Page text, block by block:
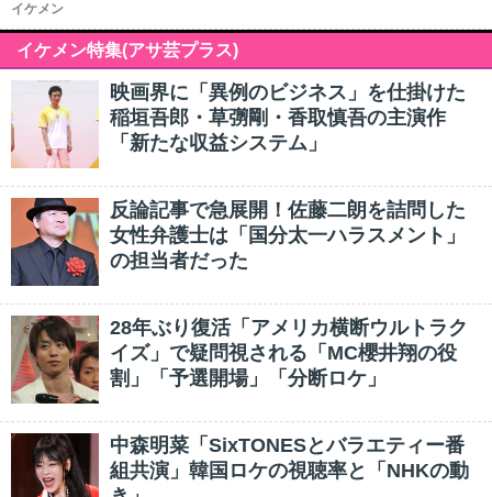
イケメン
イケメン特集(アサ芸プラス)
映画界に「異例のビジネス」を仕掛けた
稲垣吾郎・草彅剛・香取慎吾の主演作
「新たな収益システム」
反論記事で急展開！佐藤二朗を詰問した
女性弁護士は「国分太一ハラスメント」
の担当者だった
28年ぶり復活「アメリカ横断ウルトラク
イズ」で疑問視される「MC櫻井翔の役
割」「予選開場」「分断ロケ」
中森明菜「SixTONESとバラエティー番
組共演」韓国ロケの視聴率と「NHKの動